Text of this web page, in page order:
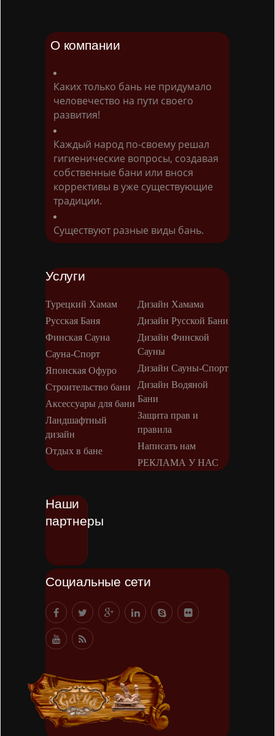
О компании
Каких только бань не придумало
человечество на пути своего
развития!
Каждый народ по-своему решал
гигиенические вопросы, создавая
собственные бани или внося
коррективы в уже существующие
традиции.
Существуют разные виды бань.
Услуги
Турецкий Хамам
Русская Баня
Финская Сауна
Сауна-Спорт
Японская Офуро
Строительство бани
Аксессуары для бани
Ландшафтный
дизайн
Отдых в бане
Дизайн Хамама
Дизайн Русской Бани
Дизайн Финской
Сауны
Дизайн Сауны-Спорт
Дизайн Водяной
Бани
Защита прав и
правила
Написать нам
РЕКЛАМА У НАС
Наши
партнеры
Социальные сети